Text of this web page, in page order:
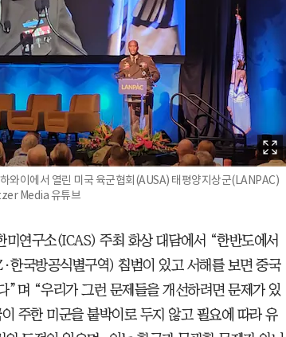
와이에서 열린 미국 육군협회(AUSA) 태평양지상군(LANPAC)
Media 유튜브
미연구소(ICAS) 주최 화상 대담에서 “한반도에서
한국방공식별구역) 침범이 있고 서해를 보면 중국
며 “우리가 그런 문제들을 개선하려면 문제가 있
주한 미군을 붙박이로 두지 않고 필요에 따라 유